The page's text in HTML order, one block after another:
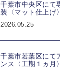
千葉市中央区にて
装〈マット仕上げ〉
2026.05.25
千葉市若葉区にて
ンス〈工期１ヵ月〉